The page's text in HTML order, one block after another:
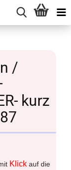
/
kurz
Klickauf die